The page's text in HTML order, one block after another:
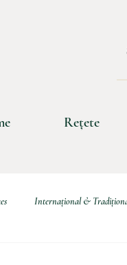
Rețete
Internațional &